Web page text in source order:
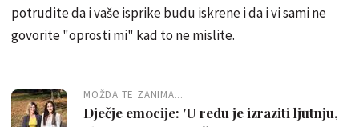
potrudite da i vaše isprike budu iskrene i da i vi sami ne
govorite "oprosti mi" kad to ne mislite.
MOŽDA TE ZANIMA...
Dječje emocije: 'U redu je izraziti ljutnju,